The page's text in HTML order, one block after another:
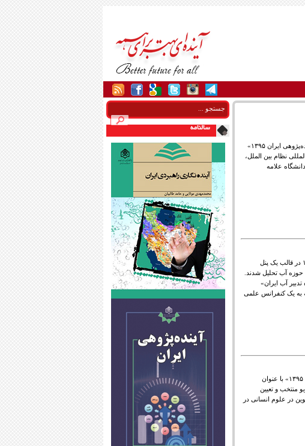
مقاله‌‌ای که در حوزه روابط‌ بین‌الملل بر اساس نتایج پژوهش «آینده‌پژوهی ایران ۱۳۹۵»
نظام بین الملل،
علامه
بازیگران کلیدی مسئله «بحران منابع زیرزمینی آب» در سال ۱۳۹۵ در قالب یک پنل
آب تحلیل شدند.
آب ایران»
به یک کنفرانس علمی
چهارمین مقاله علمی مرتبط با گزارش سالانه «آینده‌پژوهی ایران ۱۳۹۵» با عنوان
۱۳۹۵ با نرم‌افزار سناریوویزارد (ارائه ۱۸ سناریو منتخب و تعیین
در علوم انسانی در
سالنامه